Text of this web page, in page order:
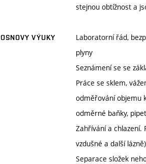
stejnou obtížnost a
OSNOVY VÝUKY
Laboratorní řád,
plyny
Seznámení se se
Práce se sklem,
odměřování objemu
odměrné baňky,
Zahřívání a chlazení.
vzdušné a další
Separace složek